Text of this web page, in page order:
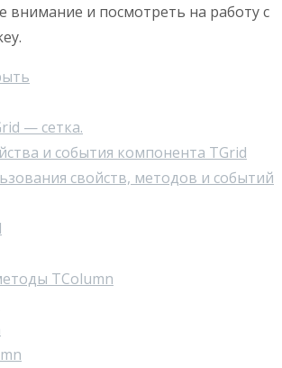
внимание и посмотреть на работу с
— сетка.
и события компонента TGrid
свойств, методов и событий
TColumn